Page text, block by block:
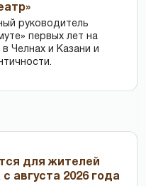
руководитель
первых лет на
Челнах и Казани и
для жителей
с августа 2026 года